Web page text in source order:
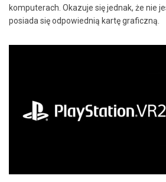
komputerach. Okazuje się jednak, że nie
posiada się odpowiednią kartę graficzną.